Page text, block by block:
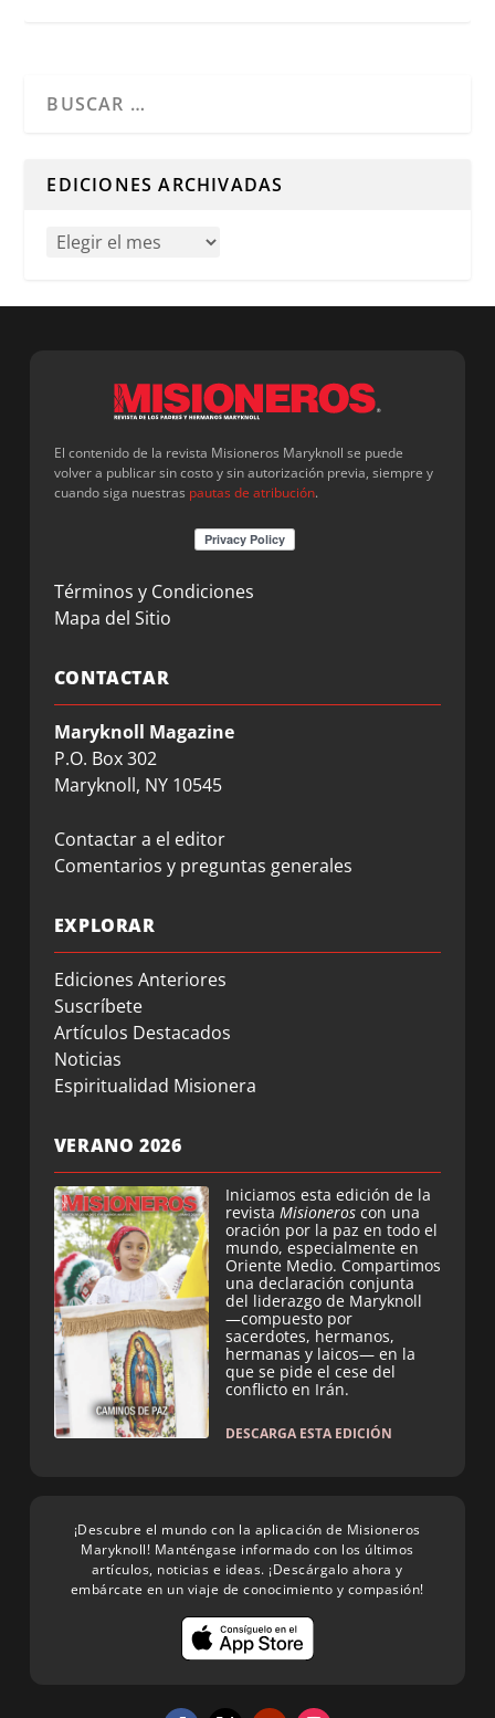
EDICIONES ARCHIVADAS
El contenido de la revista Misioneros Maryknoll se puede
volver a publicar sin costo y sin autorización previa, siempre y
cuando siga nuestras pautas de atribución.
Términos y Condiciones
Mapa del Sitio
CONTACTAR
Maryknoll Magazine
P.O. Box 302
Maryknoll, NY 10545
Contactar a el editor
Comentarios y preguntas generales
EXPLORAR
Ediciones Anteriores
Suscríbete
Artículos Destacados
Noticias
Espiritualidad Misionera
VERANO 2026
Iniciamos esta edición de la
revista Misioneros con una
oración por la paz en todo el
mundo, especialmente en
Oriente Medio. Compartimos
una declaración conjunta
del liderazgo de Maryknoll
—compuesto por
sacerdotes, hermanos,
hermanas y laicos— en la
que se pide el cese del
conflicto en Irán.
DESCARGA ESTA EDICIÓN
¡Descubre el mundo con la aplicación de Misioneros
Maryknoll! Manténgase informado con los últimos
artículos, noticias e ideas. ¡Descárgalo ahora y
embárcate en un viaje de conocimiento y compasión!